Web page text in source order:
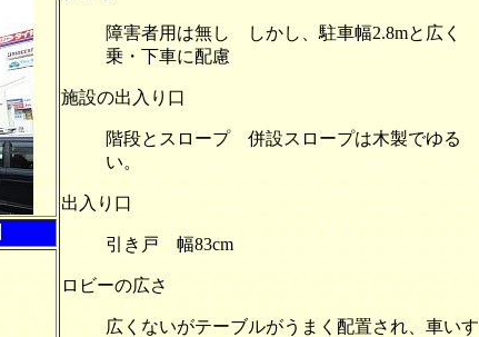
障害者用は無し しかし、駐車幅2.8mと広く
乗・下車に配慮
施設の出入り口
階段とスロープ 併設スロープは木製でゆる
い。
出入り口
引き戸 幅83cm
ロビーの広さ
広くないがテーブルがうまく配置され、車いす